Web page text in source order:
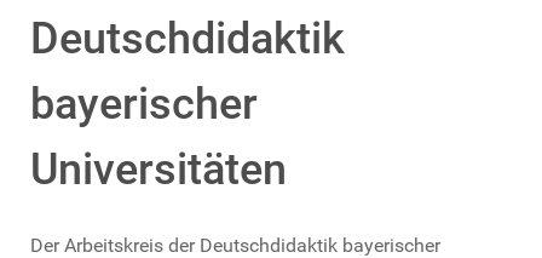
Deutschdidaktik
bayerischer
Universitäten
Der Arbeitskreis der Deutschdidaktik bayerischer